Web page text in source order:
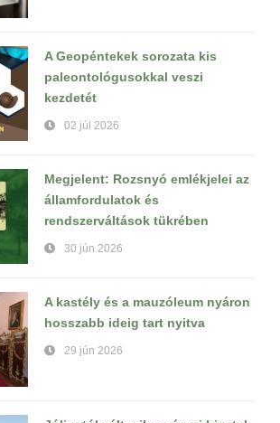
A Geopéntekek sorozata kis
paleontológusokkal veszi
kezdetét
02 júl 2026
Megjelent: Rozsnyó emlékjelei az
államfordulatok és
rendszerváltások tükrében
30 jún 2026
A kastély és a mauzóleum nyáron
hosszabb ideig tart nyitva
29 jún 2026